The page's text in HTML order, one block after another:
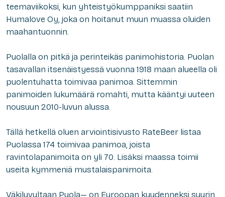
teemaviikoksi, kun yhteistyökumppaniksi saatiin
Humalove Oy, joka on hoitanut muun muassa oluiden
maahantuonnin.
Puolalla on pitkä ja perinteikäs panimohistoria. Puolan
tasavallan itsenäistyessä vuonna 1918 maan alueella oli
puolentuhatta toimivaa panimoa. Sittemmin
panimoiden lukumäärä romahti, mutta kääntyi uuteen
nousuun 2010-luvun alussa.
Tällä hetkellä oluen arviointisivusto RateBeer listaa
Puolassa 174 toimivaa panimoa, joista
ravintolapanimoita on yli 70. Lisäksi maassa toimii
useita kymmeniä mustalaispanimoita.
Väkiluvultaan Puola— on Euroopan kuudenneksi suurin